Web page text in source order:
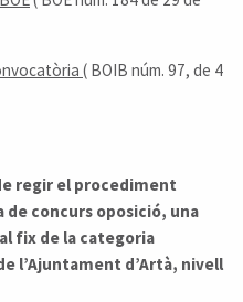
( BOIB núm. 97, de 4
regir el procediment
concurs oposició, una
fix de la categoria
l’Ajuntament d’Artà, nivell